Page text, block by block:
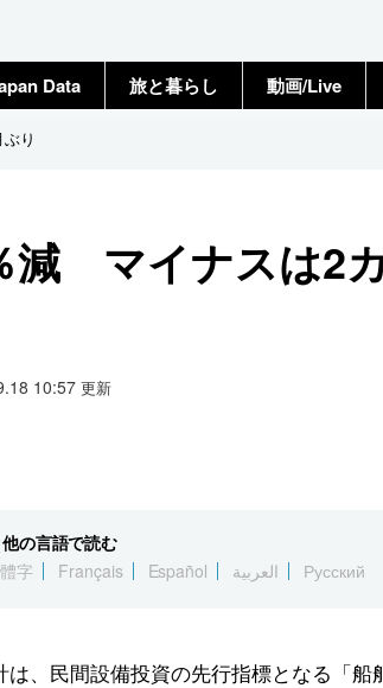
Data 旅と暮らし 動画/Live
り
減 マイナスは2
10:57 更新
他の言語で読む
字 Français Español العربية Русский
、民間設備投資の先行指標となる「船